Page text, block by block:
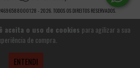
aceita o uso de cookies para agilizar a sua
de compra.
ENTENDI
- 2026. TODOS OS DIREITOS RESERVADOS.